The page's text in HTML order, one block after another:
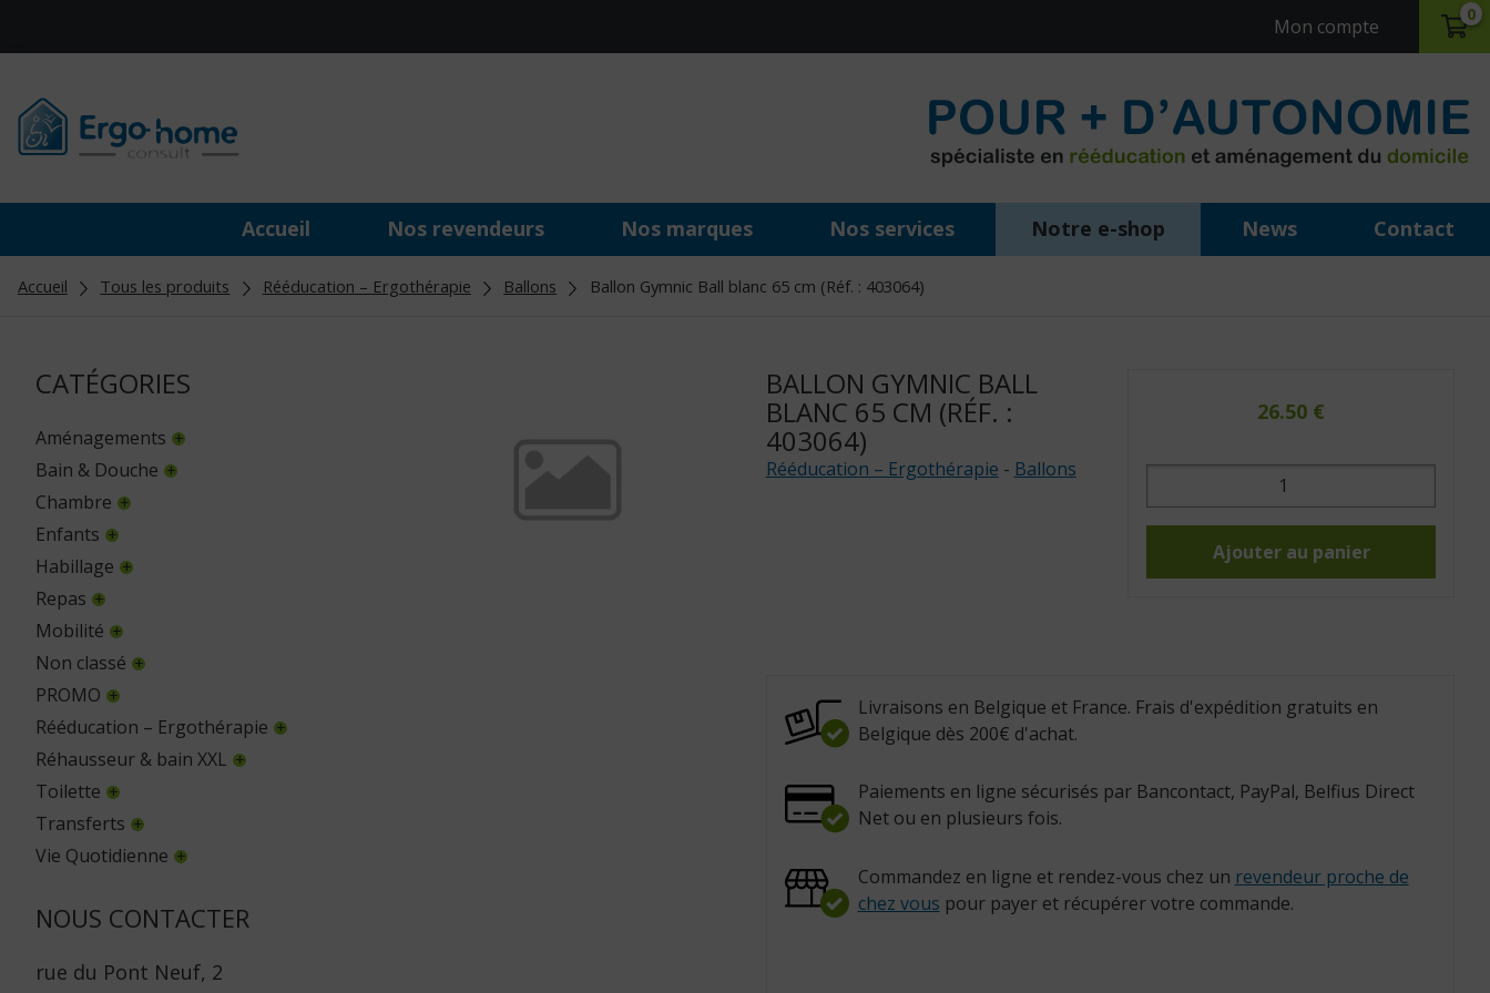
Mon compte
0
Accueil Nos revendeurs Nos marques Nos services Notre e-shop News Contact
Accueil Tous les produits Rééducation – Ergothérapie Ballons Ballon Gymnic Ball blanc 65 cm (Réf. : 403064)
CATÉGORIES
Aménagements
Bain & Douche
Chambre
Enfants
Habillage
Repas
Mobilité
Non classé
PROMO
Rééducation – Ergothérapie
Réhausseur & bain XXL
Toilette
Transferts
Vie Quotidienne
NOUS CONTACTER
rue du Pont Neuf, 2
BALLON GYMNIC BALL
BLANC 65 CM (RÉF. :
403064)
Rééducation – Ergothérapie - Ballons
26.50 €
quantité
Ball
cm
Ajouter au panier
Livraisons en Belgique et France. Frais d'expédition gratuits en
Belgique dès 200€ d'achat.
Paiements en ligne sécurisés par Bancontact, PayPal, Belfius Direct
Net ou en plusieurs fois.
Commandez en ligne et rendez-vous chez un revendeur proche de
chez vous pour payer et récupérer votre commande.